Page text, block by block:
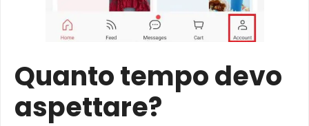
Quanto tempo devo
aspettare?